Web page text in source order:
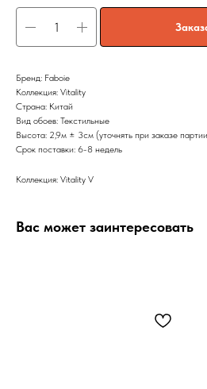
Бренд: Faboie
Коллекция: Vitality
Страна: Китай
Вид обоев: Текстильные
Высота: 2,9м ± 3см (уточнять при заказе
Срок поставки: 6-8 недель
Коллекция: Vitality V
Вас может заинтересовать